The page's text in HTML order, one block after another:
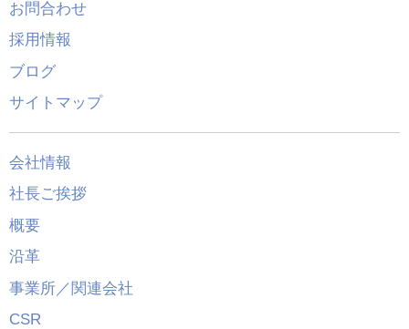
お問合わせ
採用情報
ブログ
サイトマップ
会社情報
社長ご挨拶
概要
沿革
事業所／関連会社
CSR